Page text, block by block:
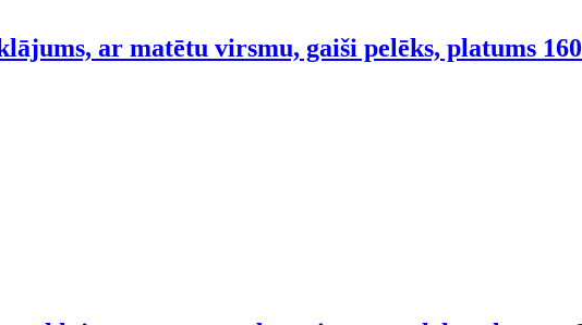
ar matētu virsmu, gaiši pelēks, platums